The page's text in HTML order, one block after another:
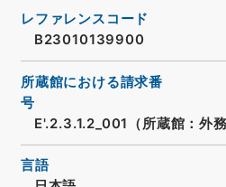
レファレンスコード
B23010139900
所蔵館における請求番
号
E'.2.3.1.2_001（所蔵館：外
言語